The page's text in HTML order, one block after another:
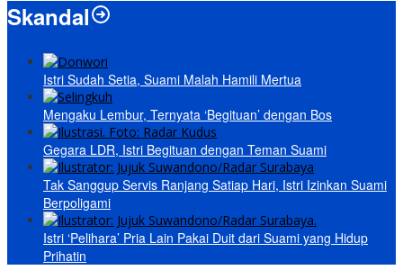
Skandal
Istri Sudah Setia, Suami Malah Hamili Mertua
Mengaku Lembur, Ternyata ‘Begituan’ dengan Bos
Gegara LDR, Istri Begituan dengan Teman Suami
Tak Sanggup Servis Ranjang Satiap Hari, Istri Izinkan Suami
Berpoligami
Istri ‘Pelihara’ Pria Lain Pakai Duit dari Suami yang Hidup
Prihatin